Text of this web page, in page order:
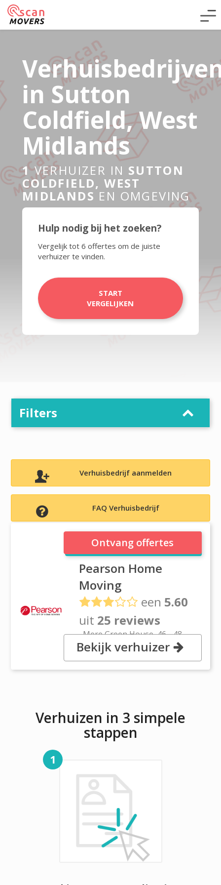
in Sutton
Coldfield, West
Midlands
1VERHUIZER IN SUTTON
COLDFIELD, WEST
MIDLANDS EN OMGEVING
Hulp nodig bij het zoeken?
Vergelijk tot 6 offertes om de juiste
verhuizer te vinden.
START
VERGELIJKEN
Filters
Verhuisbedrijf aanmelden
FAQ Verhuisbedrijf
Pearson Home Moving
Pearson Home
Moving
een 5.60
uit 25 reviews
, Mere Green House, 46 - 48
Mere Green, B755BT Sutton
Coldfield, West Midlands
Ontvang offertes
Bekijk verhuizer
Verhuizen in 3 simpele
stappen
1